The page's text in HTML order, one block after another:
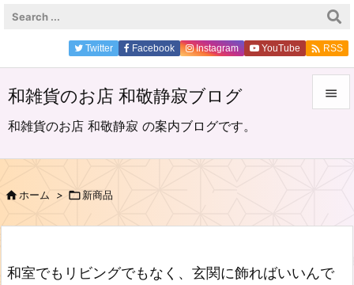
和雑貨のお店 和敬静寂ブログ
和雑貨のお店 和敬静寂 の案内ブログです。

前へ
次へ
Twitter Facebook Instagram YouTube  RSS
ホーム > 新商品
和室でもリビングでもなく、玄関に飾ればいいんで